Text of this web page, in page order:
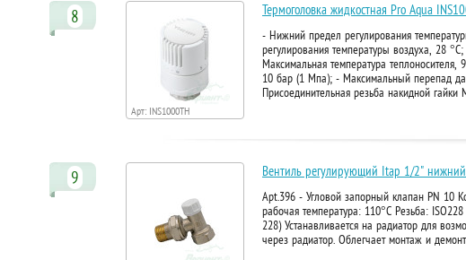
8
Арт: INS1000TH
Термоголовка жидкостная Pro Aqua
- Нижний предел регулирования
регулирования температуры воздуха, 28
Максимальная температура
10 бар (1 Мпа); - Максимальный перепад
Присоединительная резьба накидной
9 Вентиль регулирующий Itap 1/2"
Apt.396 - Угловой запорный клапан PN 10
рабочая температура: 110°C Резьба:
228) Устанавливается на радиатор для
через радиатор. Облегчает монтаж и